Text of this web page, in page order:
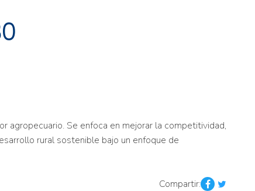
agropecuario. Se enfoca en mejorar la competitividad,
rural sostenible bajo un enfoque de
Compartir: